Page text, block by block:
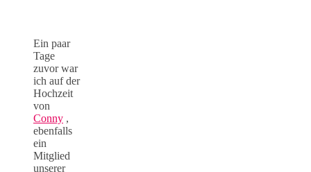
Ein paar
Tage
zuvor war
ich auf der
Hochzeit
von
Conny ,
ebenfalls
ein
Mitglied
unserer